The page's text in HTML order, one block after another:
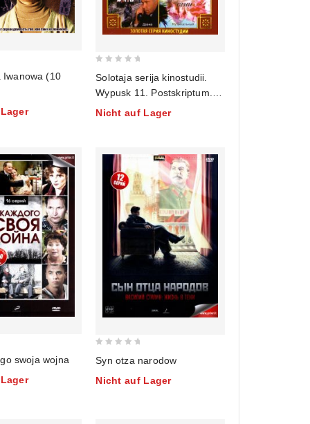
Iwanowa (10
of
5
Solotaja serija kinostudii.
Wypusk 11. Postskriptum.
Taeschnyj morjak. Tem, kto
Nicht auf Lager
swoja wojna
out
of
Syn otza narodow
Nicht auf Lager